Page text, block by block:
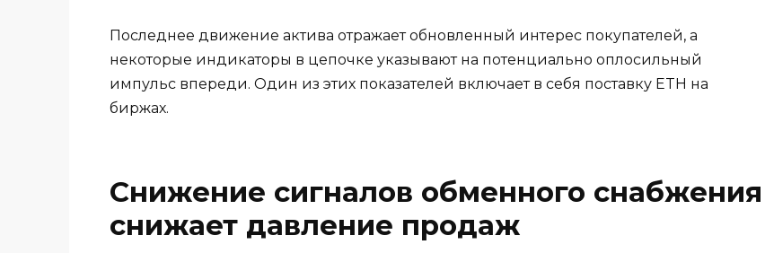
Последнее движение актива отражает обновленный интерес покупателей, а
некоторые индикаторы в цепочке указывают на потенциально оплосильный
импульс впереди. Один из этих показателей включает в себя поставку ETH на
биржах.
Снижение сигналов обменного снабжения
снижает давление продаж